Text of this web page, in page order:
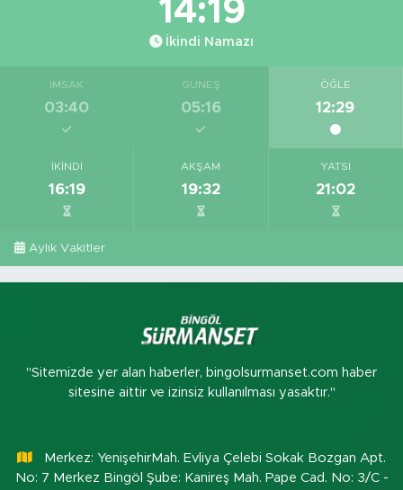
14:18
İkindi Namazı
İMSAK
03:40
GÜNEŞ
05:16
ÖĞLE
12:29
İKINDI
16:19
AKŞAM
19:32
YATSI
21:02
Aylık Vakitler
"Sitemizde yer alan haberler, bingolsurmanset.com haber
sitesine aittir ve izinsiz kullanılması yasaktır."
Merkez: YenişehirMah. Evliya Çelebi Sokak Bozgan Apt.
No: 7 Merkez Bingöl Şube: Kanireş Mah. Pape Cad. No: 3/C -